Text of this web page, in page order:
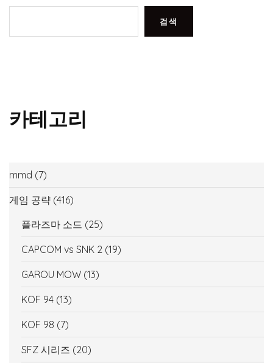
검색
카테고리
mmd (7)
게임 공략 (416)
플라즈마 소드 (25)
CAPCOM vs SNK 2 (19)
GAROU MOW (13)
KOF 94 (13)
KOF 98 (7)
SFZ 시리즈 (20)